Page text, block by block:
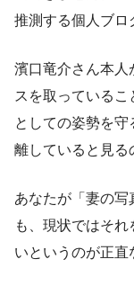
推測する個人ブロ
濱口竜介さん本人
スを取っている
としての姿勢を守
離していると見る
あなたが「妻の写
も、現状ではそ
いというのが正直